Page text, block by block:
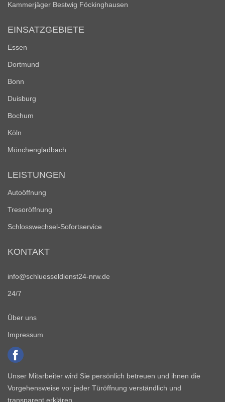
Kammerjäger Bestwig Föckinghausen
EINSATZGEBIETE
Essen
Dortmund
Bonn
Duisburg
Bochum
Köln
Mönchengladbach
LEISTUNGEN
Autoöffnung
Tresoröffnung
Schlosswechsel-Sofortservice
KONTAKT
info@schluesseldienst24-nrw.de
24/7
Über uns
Impressum
Unser Mitarbeiter wird Sie persönlich betreuen und ihnen die
Vorgehensweise vor jeder Türöffnung verständlich und
transparent erklären.